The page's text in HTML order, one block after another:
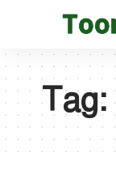
Tag: